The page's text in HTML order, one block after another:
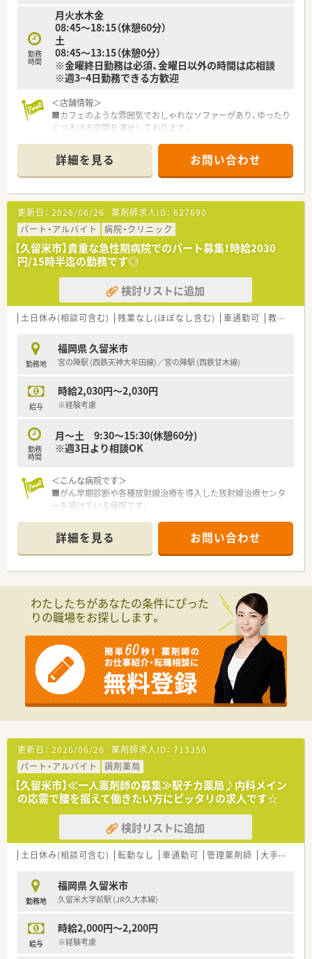
勤務
時間
月火水木金
08:45～18:15（休憩60分）
土
08:45～13:15（休憩0分）
※金曜終日勤務は必須、金曜日以外の時間は応相談
※週3~4日勤務できる方歓迎
＜店舗情報＞
■カフェのような雰囲気でおしゃれなソファーがあり、ゆったり
くつろげる空間を演出しております。
門前のクリニック以外にも広域から様々な処方を受けておりま
す。
■施設在宅（2施設）も対応しております。
<こんな薬局です>
■福岡県内に8店舗展開しております。
■「おもてなし」をテーマにしており、全店舗綺麗で就業しやす
い環境です◎
■管理薬剤師を目指している方も歓迎です◎教育体制もしっか
り整備された中でお教え致します。
＼教育制度について／
■外部研修が年1回程度ございます。参加を希望される方は、研
修報告書をご提出が必要ですが参加費・宿泊費の支給がございま
詳細を見る お問い合わせ
更新日： 2026/06/26 薬剤師求人ID： 627690
パート・アルバイト
病院・クリニック
【久留米市】貴重な急性期病院でのパート募集！時給2030
円/15時半迄の勤務です◎
検討リストに追加
土日休み(相談可含む) 残業なし(ほぼなし含む) 車通勤可 教育制度あり
勤務地
福岡県 久留米市
宮の陣駅 (西鉄天神大牟田線)／宮の陣駅 (西鉄甘木線)
給与
時給2,030円～2,030円
※経験考慮
勤務
時間
月～土 9:30～15:30(休憩60分)
※週3日より相談OK
＜こんな病院です＞
■がん早期診断や各種放射線治療を導入した放射線治療センタ
ーを設けている病院です。
勤OKです。
詳細を見る お問い合わせ
わたしたちがあなたの条件にぴった
りの職場をお探しします。
更新日： 2026/06/26 薬剤師求人ID： 713356
パート・アルバイト
調剤薬局
【久留米市】≪一人薬剤師の募集≫駅チカ薬局♪内科メイン
の応需で腰を据えて働きたい方にピッタリの求人です☆
検討リストに追加
土日休み(相談可含む) 転勤なし 車通勤可 管理薬剤師 大手チェーン以外
勤務地
福岡県 久留米市
久留米大学前駅 (JR久大本線)
給与
時給2,000円～2,200円
※経験考慮